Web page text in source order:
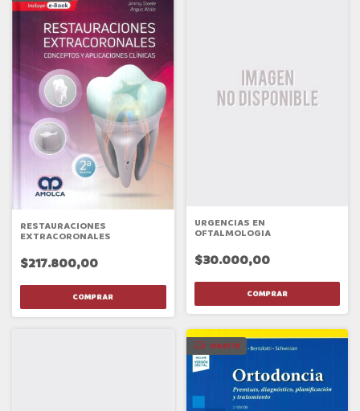
RESTAURACIONES
EXTRACORONALES
$217.800,00
URGENCIAS EN
OFTALMOLOGIA
$30.000,00
GRATIS